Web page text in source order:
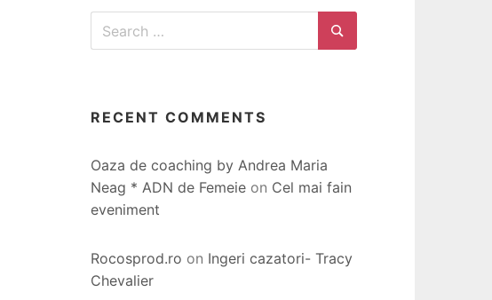
Search
RECENT COMMENTS
Oaza de coaching by Andrea Maria
Neag * ADN de Femeie on Cel mai fain
eveniment
Rocosprod.ro on Ingeri cazatori- Tracy
Chevalier